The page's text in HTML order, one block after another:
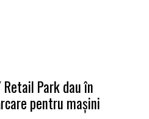
Retail Park dau în
pentru mașini